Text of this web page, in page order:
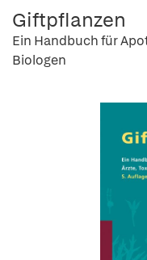
Giftpflanzen
Ein Handbuch für
Biologen